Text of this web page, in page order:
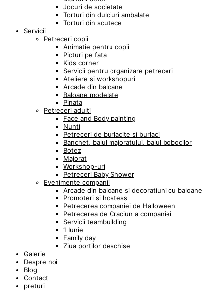
Jocuri de societate
Torturi din dulciuri ambalate
Torturi din scutece
Servicii
Petreceri copii
Animatie pentru copii
Picturi pe fata
Kids corner
Servicii pentru organizare petreceri
Ateliere si workshopuri
Arcade din baloane
Baloane modelate
Pinata
Petreceri adulti
Face and Body painting
Nunti
Petreceri de burlacite si burlaci
Banchet, balul majoratului, balul bobocilor
Botez
Majorat
Workshop-uri
Petreceri Baby Shower
Evenimente companii
Arcade din baloane si decoratiuni cu baloane
Promoteri si hostess
Petrecerea companiei de Halloween
Petrecerea de Craciun a companiei
Servicii teambuilding
1 Iunie
Family day
Ziua portilor deschise
Galerie
Despre noi
Blog
Contact
preturi